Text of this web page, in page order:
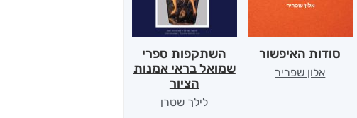
סודות האיפשור
אלון שפריר
השתקפות ספרי
שמואל בראי אמנות
הציור
לילך שטרן